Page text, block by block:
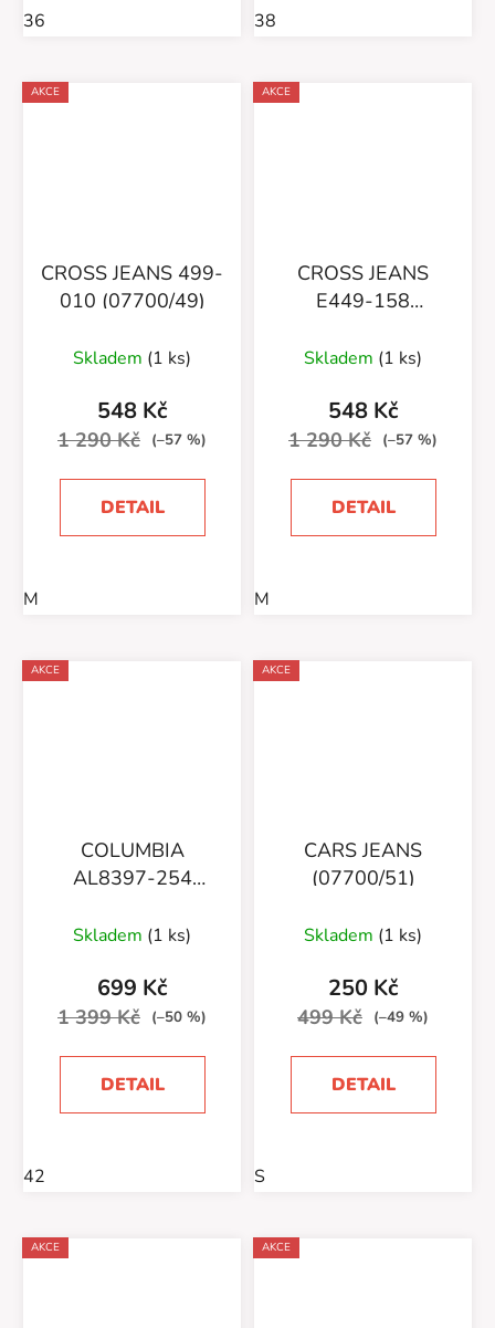
36 38
AKCE
CROSS JEANS 499-
010 (07700/49)
Skladem (1 ks)
548 Kč
1 290 Kč (–57 %)
DETAIL
M
AKCE
CROSS JEANS
E449-158
Skladem (1 ks)
548 Kč
1 290 Kč (–57 %)
DETAIL
M
AKCE
COLUMBIA
AL8397-254
Skladem (1 ks)
699 Kč
1 399 Kč (–50 %)
DETAIL
42
AKCE
CARS JEANS
(07700/51)
Skladem (1 ks)
250 Kč
499 Kč (–49 %)
DETAIL
S
AKCE AKCE